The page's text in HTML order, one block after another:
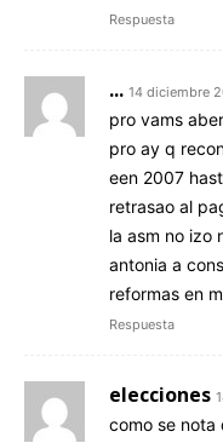
Respuesta
... 14 diciembre
pro vams
pro ay q
een 2007
retrasao al
la asm no izo
antonia a
reformas en
Respuesta
elecciones
como se nota